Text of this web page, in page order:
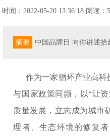
时间：2022-05-20 13:36:18 阅读：
摘要 中国品牌日 向你讲述
作为一家循环产业高科
与国家政策同频，以“让
质量发展，立志成为城市
理者、生态环境的修复